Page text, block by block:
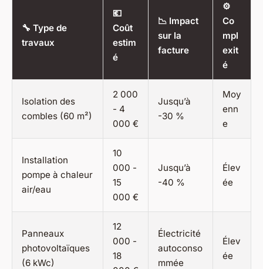
🔧 Type de
travaux
💶
Coût
estim
é
📉 Impact
sur la
facture
⚙️
Co
mpl
exit
é
Isolation des
combles (60 m²)
2 000
- 4
000 €
Jusqu’à
-30 %
Moy
enn
e
Installation
pompe à chaleur
air/eau
10
000 -
15
000 €
Jusqu’à
-40 %
Élev
ée
Panneaux
photovoltaïques
(6 kWc)
12
000 -
18
Électricité
autoconso
mmée
Élev
ée